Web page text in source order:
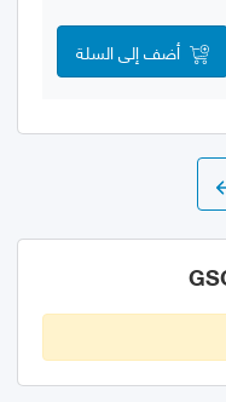
أضف إلى السلة